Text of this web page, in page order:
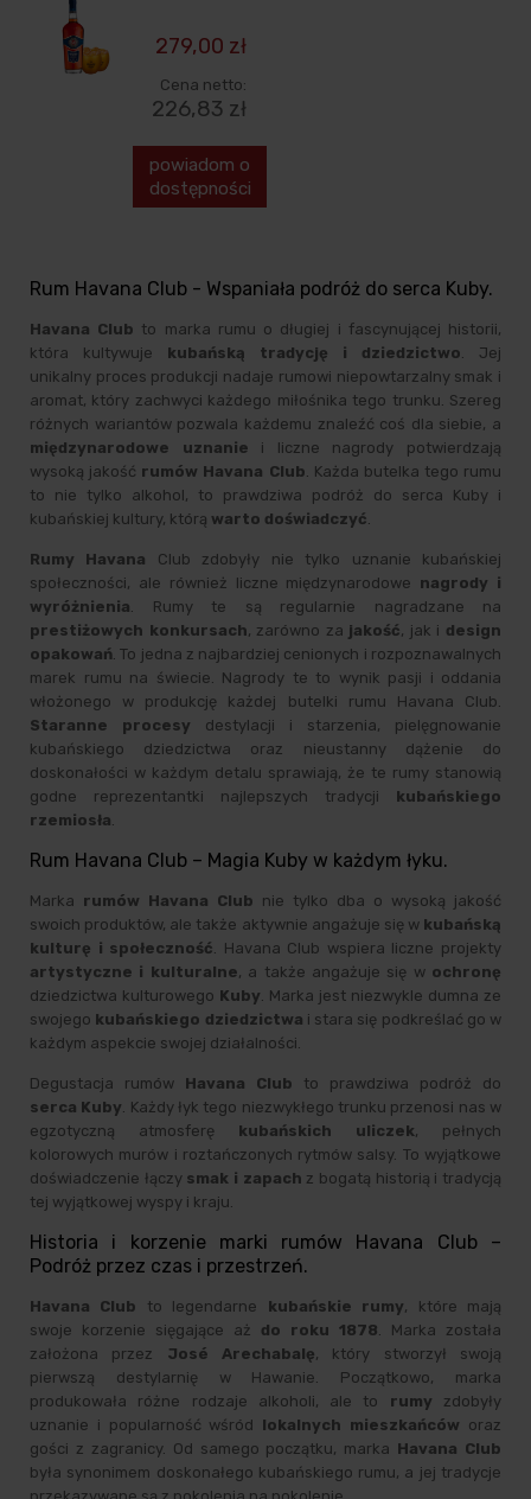
279,00 zł
Cena netto:
226,83 zł
powiadom o
dostępności
Rum Havana Club - Wspaniała podróż do serca Kuby.
Havana Club to marka rumu o długiej i fascynującej historii,
która kultywuje kubańską tradycję i dziedzictwo. Jej
unikalny proces produkcji nadaje rumowi niepowtarzalny smak i
aromat, który zachwyci każdego miłośnika tego trunku. Szereg
różnych wariantów pozwala każdemu znaleźć coś dla siebie, a
międzynarodowe uznanie i liczne nagrody potwierdzają
wysoką jakość rumów Havana Club. Każda butelka tego rumu
to nie tylko alkohol, to prawdziwa podróż do serca Kuby i
kubańskiej kultury, którą warto doświadczyć.
Rumy Havana Club zdobyły nie tylko uznanie kubańskiej
społeczności, ale również liczne międzynarodowe nagrody i
wyróżnienia. Rumy te są regularnie nagradzane na
prestiżowych konkursach, zarówno za jakość, jak i design
opakowań. To jedna z najbardziej cenionych i rozpoznawalnych
marek rumu na świecie. Nagrody te to wynik pasji i oddania
włożonego w produkcję każdej butelki rumu Havana Club.
Staranne procesy destylacji i starzenia, pielęgnowanie
kubańskiego dziedzictwa oraz nieustanny dążenie do
doskonałości w każdym detalu sprawiają, że te rumy stanowią
godne reprezentantki najlepszych tradycji kubańskiego
rzemiosła.
Rum Havana Club – Magia Kuby w każdym łyku.
Marka rumów Havana Club nie tylko dba o wysoką jakość
swoich produktów, ale także aktywnie angażuje się w kubańską
kulturę i społeczność. Havana Club wspiera liczne projekty
artystyczne i kulturalne, a także angażuje się w ochronę
dziedzictwa kulturowego Kuby. Marka jest niezwykle dumna ze
swojego kubańskiego dziedzictwa i stara się podkreślać go w
każdym aspekcie swojej działalności.
Degustacja rumów Havana Club to prawdziwa podróż do
serca Kuby. Każdy łyk tego niezwykłego trunku przenosi nas w
egzotyczną atmosferę kubańskich uliczek, pełnych
kolorowych murów i roztańczonych rytmów salsy. To wyjątkowe
doświadczenie łączy smak i zapach z bogatą historią i tradycją
tej wyjątkowej wyspy i kraju.
Historia i korzenie marki rumów Havana Club –
Podróż przez czas i przestrzeń.
Havana Club to legendarne kubańskie rumy, które mają
swoje korzenie sięgające aż do roku 1878. Marka została
założona przez José Arechabalę, który stworzył swoją
pierwszą destylarnię w Hawanie. Początkowo, marka
produkowała różne rodzaje alkoholi, ale to rumy zdobyły
uznanie i popularność wśród lokalnych mieszkańców oraz
gości z zagranicy. Od samego początku, marka Havana Club
była synonimem doskonałego kubańskiego rumu, a jej tradycje